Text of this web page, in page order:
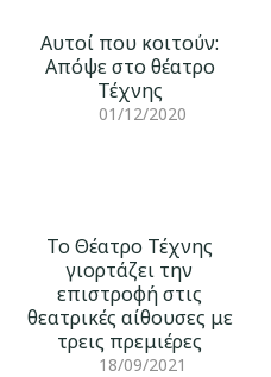
Αυτοί που κοιτούν:
Απόψε στο θέατρο
Τέχνης
01/12/2020
Το Θέατρο Τέχνης
γιορτάζει την
επιστροφή στις
θεατρικές αίθουσες με
τρεις πρεμιέρες
18/09/2021